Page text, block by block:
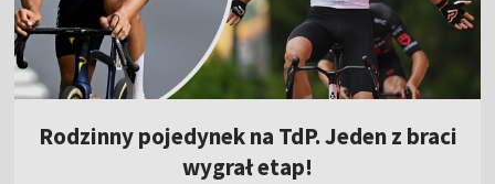
Rodzinny pojedynek na TdP. Jeden z braci
wygrał etap!